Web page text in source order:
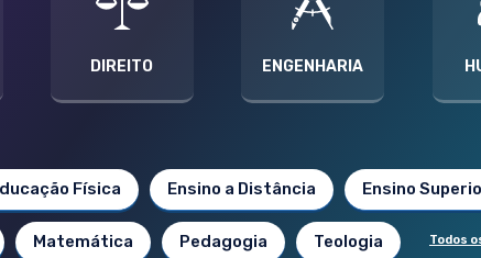
DIREITO ENGENHARIA
Física Ensino a Distância Ensino
Matemática Pedagogia Teologia Todos